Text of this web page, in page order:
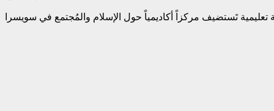
تَستضيف مركزاً أكاديمياً حول الإسلام والمُجتمع في سويسرا